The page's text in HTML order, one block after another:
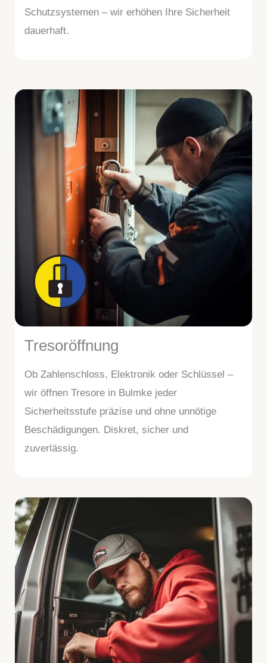
Schutzsystemen – wir erhöhen Ihre Sicherheit
dauerhaft.
Tresoröffnung
Ob Zahlenschloss, Elektronik oder Schlüssel –
wir öffnen Tresore in Bulmke jeder
Sicherheitsstufe präzise und ohne unnötige
Beschädigungen. Diskret, sicher und
zuverlässig.